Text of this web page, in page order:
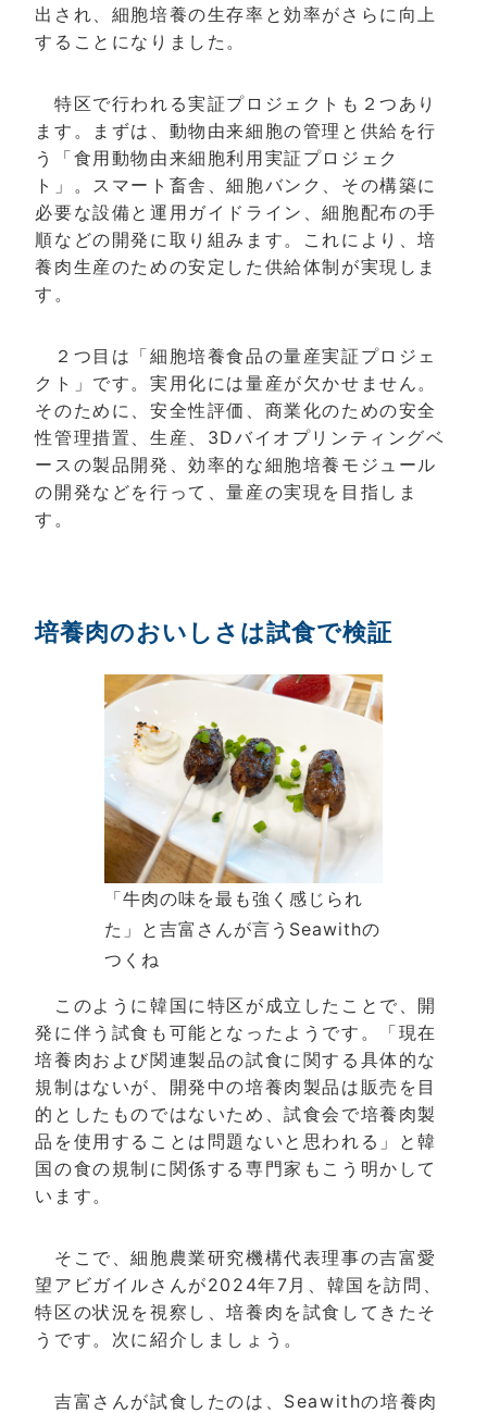
出され、細胞培養の生存率と効率がさらに向上
することになりました。
特区で行われる実証プロジェクトも２つあり
ます。まずは、動物由来細胞の管理と供給を行
う「食用動物由来細胞利用実証プロジェク
ト」。スマート畜舎、細胞バンク、その構築に
必要な設備と運用ガイドライン、細胞配布の手
順などの開発に取り組みます。これにより、培
養肉生産のための安定した供給体制が実現しま
す。
２つ目は「細胞培養食品の量産実証プロジェ
クト」です。実用化には量産が欠かせません。
そのために、安全性評価、商業化のための安全
性管理措置、生産、3Dバイオプリンティングベ
ースの製品開発、効率的な細胞培養モジュール
の開発などを行って、量産の実現を目指しま
す。
培養肉のおいしさは試食で検証
「牛肉の味を最も強く感じられ
た」と吉富さんが言うSeawithの
つくね
このように韓国に特区が成立したことで、開
発に伴う試食も可能となったようです。「現在
培養肉および関連製品の試食に関する具体的な
規制はないが、開発中の培養肉製品は販売を目
的としたものではないため、試食会で培養肉製
品を使用することは問題ないと思われる」と韓
国の食の規制に関係する専門家もこう明かして
います。
そこで、細胞農業研究機構代表理事の吉富愛
望アビガイルさんが2024年7月、韓国を訪問、
特区の状況を視察し、培養肉を試食してきたそ
うです。次に紹介しましょう。
吉富さんが試食したのは、Seawithの培養肉